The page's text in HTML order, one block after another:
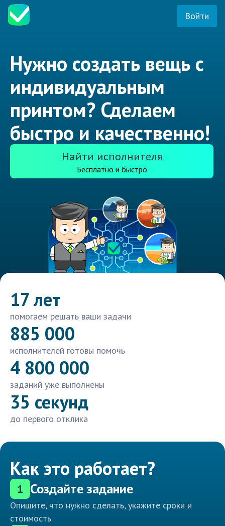
Войти
Нужно создать вещь с
индивидуальным
принтом? Сделаем
быстро и качественно!
Найти исполнителя
Бесплатно и быстро
17 лет
помогаем решать ваши задачи
885 000
исполнителей готовы помочь
4 800 000
заданий уже выполнены
35 секунд
до первого отклика
Как это работает?
1 Создайте задание
Опишите, что нужно сделать, укажите сроки и
стоимость